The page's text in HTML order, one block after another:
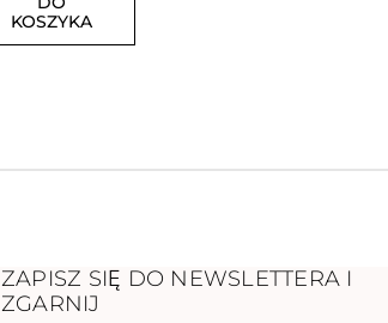
KOSZYKA
ZAPISZ SIĘ DO NEWSLETTERA I
ZGARNIJ